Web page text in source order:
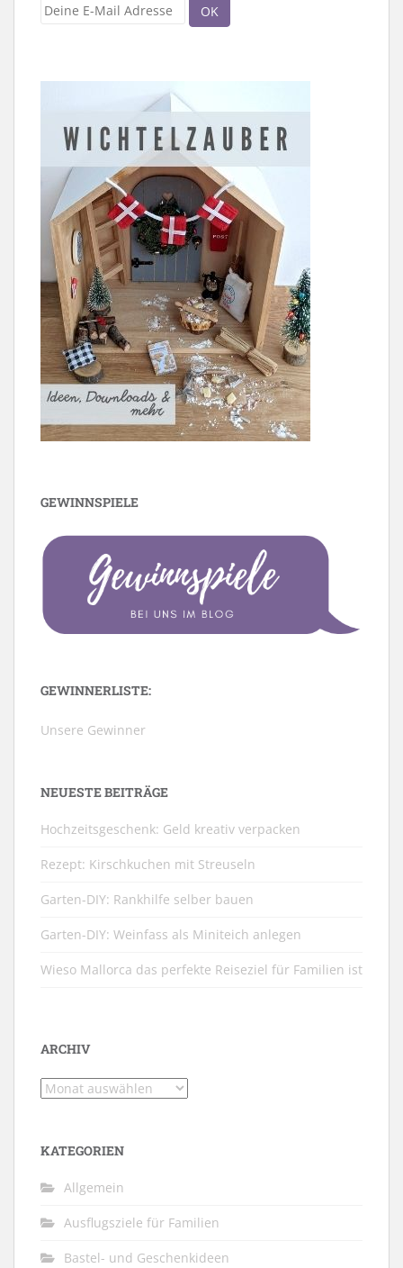
GEWINNSPIELE
GEWINNERLISTE:
Unsere Gewinner
NEUESTE BEITRÄGE
Hochzeitsgeschenk: Geld kreativ verpacken
Rezept: Kirschkuchen mit Streuseln
Garten-DIY: Rankhilfe selber bauen
Garten-DIY: Weinfass als Miniteich anlegen
Wieso Mallorca das perfekte Reiseziel für Familien ist
ARCHIV
Archiv
KATEGORIEN
Allgemein
Ausflugsziele für Familien
Bastel- und Geschenkideen